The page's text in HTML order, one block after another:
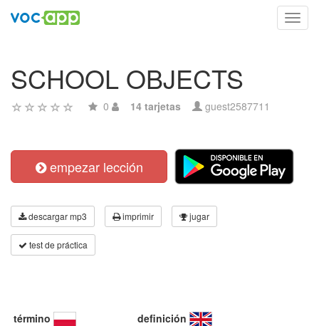
SCHOOL OBJECTS
0 14 tarjetas guest2587711
empezar lección
descargar mp3 imprimir jugar
test de práctica
término definición